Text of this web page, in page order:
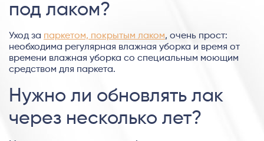
под лаком?
Уход за паркетом, покрытым лаком, очень прост:
необходима регулярная влажная уборка и время от
времени влажная уборка со специальным моющим
средством для паркета.
Нужно ли обновлять лак
через несколько лет?